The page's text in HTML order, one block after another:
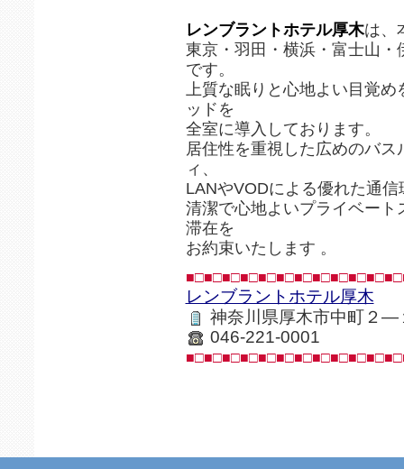
レンブラントホテル厚木は、
東京・羽田・横浜・富士山
です。
上質な眠りと心地よい目覚
ッドを
全室に導入しております。
居住性を重視した広めのバ
ィ、
LANやVODによる優れた通信
清潔で心地よいプライベー
滞在を
お約束いたします 。
レンブラントホテル厚木
神奈川県厚木市中町２
046-221-0001